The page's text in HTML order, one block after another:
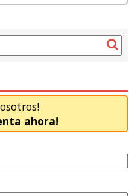
ahora!